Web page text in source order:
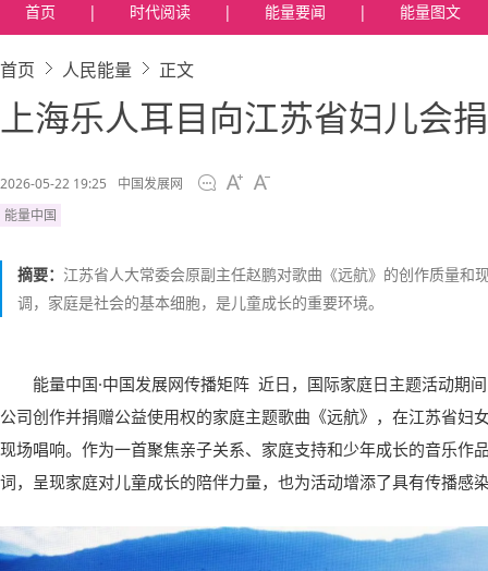
首页 | 时代阅读 | 能量要闻 | 能量图文
首页 人民能量 正文
上海乐人耳目向江苏省妇儿会
2026-05-22 19:25
中国发展网
能量中国
摘要： 江苏省人大常委会原副主任赵鹏对歌曲《远航》的创作质量和
调，家庭是社会的基本细胞，是儿童成长的重要环境。
能量中国·中国发展网传播矩阵 近日，国际家庭日主题活动期
公司创作并捐赠公益使用权的家庭主题歌曲《远航》，在江苏省妇
现场唱响。作为一首聚焦亲子关系、家庭支持和少年成长的音乐作
词，呈现家庭对儿童成长的陪伴力量，也为活动增添了具有传播感